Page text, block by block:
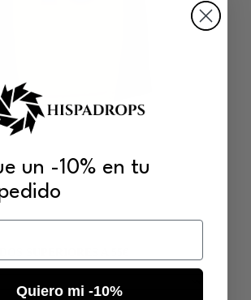
SUPERIORES A 55€
un -10% en tu
Quiero mi -10%